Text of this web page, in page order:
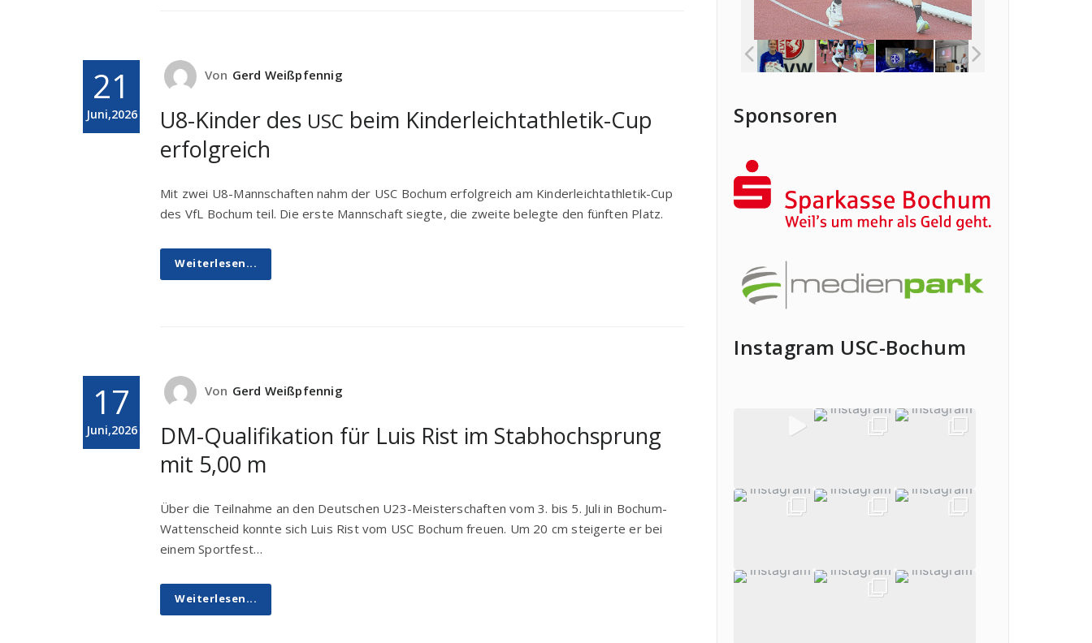
21
Juni,2026
Von Gerd Weißpfennig
U8-Kinder des USC beim Kinderleichtathletik-Cup
erfolgreich
Mit zwei U8-Mannschaften nahm der USC Bochum erfolgreich am Kinderleichtathletik-Cup
des VfL Bochum teil. Die erste Mannschaft siegte, die zweite belegte den fünften Platz.
Weiterlesen...
17
Juni,2026
Von Gerd Weißpfennig
DM-Qualifikation für Luis Rist im Stabhochsprung
mit 5,00 m
Über die Teilnahme an den Deutschen U23-Meisterschaften vom 3. bis 5. Juli in Bochum-
Wattenscheid konnte sich Luis Rist vom USC Bochum freuen. Um 20 cm steigerte er bei
einem Sportfest…
Weiterlesen...
Sponsoren
Instagram USC-Bochum